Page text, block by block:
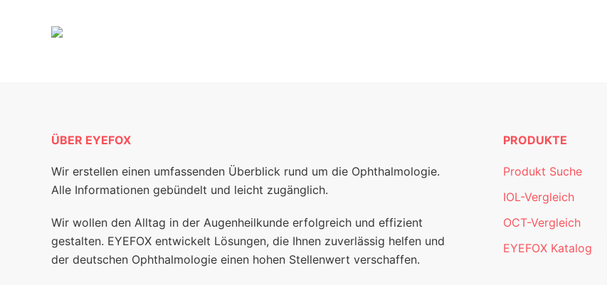
ÜBER EYEFOX
Wir erstellen einen umfassenden Überblick rund um die Ophthalmologie.
Alle Informationen gebündelt und leicht zugänglich.
Wir wollen den Alltag in der Augenheilkunde erfolgreich und effizient
gestalten. EYEFOX entwickelt Lösungen, die Ihnen zuverlässig helfen und
der deutschen Ophthalmologie einen hohen Stellenwert verschaffen.
PRODUKTE
Produkt Suche
IOL-Vergleich
OCT-Vergleich
EYEFOX Katalog